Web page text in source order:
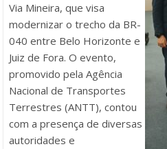
Via Mineira, que visa
modernizar o trecho da BR-
040 entre Belo Horizonte e
Juiz de Fora. O evento,
promovido pela Agência
Nacional de Transportes
Terrestres (ANTT), contou
com a presença de diversas
autoridades e